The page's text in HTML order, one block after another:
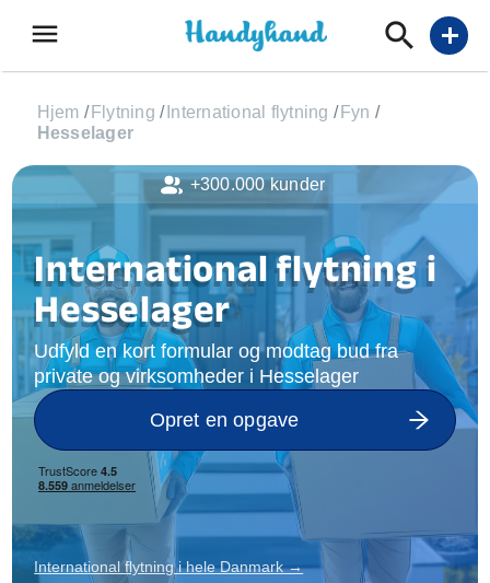
menu add
Hjem / Flytning / International flytning / Fyn /
Hesselager
International flytning i
Hesselager
Udfyld en kort formular og modtag bud fra
private og virksomheder i Hesselager
Opret en opgave
International flytning i hele Danmark →
+300.000 kunder